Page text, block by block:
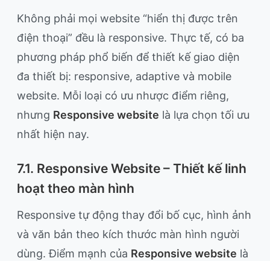
Không phải mọi website “hiển thị được trên
điện thoại” đều là responsive. Thực tế, có ba
phương pháp phổ biến để thiết kế giao diện
đa thiết bị: responsive, adaptive và mobile
website. Mỗi loại có ưu nhược điểm riêng,
nhưng Responsive website là lựa chọn tối ưu
nhất hiện nay.
7.1. Responsive Website – Thiết kế linh
hoạt theo màn hình
Responsive tự động thay đổi bố cục, hình ảnh
và văn bản theo kích thước màn hình người
dùng. Điểm mạnh của Responsive website là